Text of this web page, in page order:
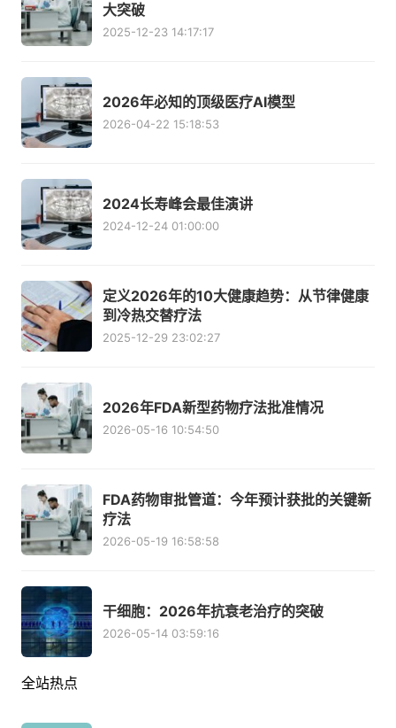
大突破
2025-12-23 14:17:17
2026年必知的顶级医疗AI模型
2026-04-22 15:18:53
2024长寿峰会最佳演讲
2024-12-24 01:00:00
定义2026年的10大健康趋势：从节律健康
到冷热交替疗法
2025-12-29 23:02:27
2026年FDA新型药物疗法批准情况
2026-05-16 10:54:50
FDA药物审批管道：今年预计获批的关键新
疗法
2026-05-19 16:58:58
干细胞：2026年抗衰老治疗的突破
2026-05-14 03:59:16
全站热点